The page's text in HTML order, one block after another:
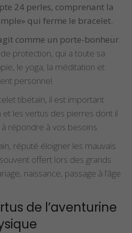
24 perles, comprenant la
qui ferme le bracelet.
comme un porte-bonheur.
protection, qui a toute sa
le yoga, la méditation et
personnel.
tibétain, il est important
et les vertus des pierres dont il
répondre à vos besoins.
réputé éloigner les mauvais
offert lors des grands
naissance, passage à l’âge
de l’aventurine